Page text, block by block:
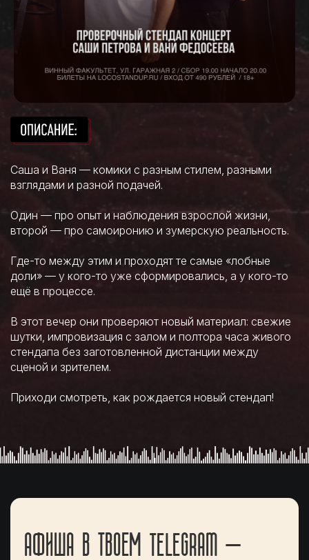
Саша и Ваня — комики с разным стилем, разными
взглядами и разной подачей.
Один — про опыт и наблюдения взрослой жизни,
второй — про самоиронию и зумерскую реальность.
Где-то между этим и проходят те самые «лобные
доли» — у кого-то уже сформировались, а у кого-то
ещё в процессе.
В этот вечер они проверяют новый материал: свежие
шутки, импровизация с залом и полтора часа живого
стендапа без заготовленной дистанции между
сценой и зрителем.
Приходи смотреть, как рождается новый стендап!
АФИША В ТВОЕМ TELEGRAM —